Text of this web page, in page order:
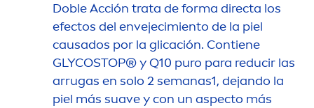
Doble Acción trata de forma directa los
efectos del envejecimiento de la piel
causados por la glicación. Contiene
GLYCOSTOP® y Q10 puro para reducir las
arrugas en solo 2 semanas1, dejando la
piel más suave y con un aspecto más